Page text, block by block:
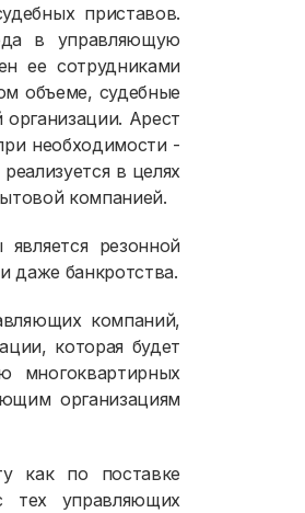
приставов.
в управляющую
ее сотрудниками
объеме, судебные
Арест
необходимости -
в целях
компанией.
резонной
даже банкротства.
компаний,
которая будет
многоквартирных
организациям
как по поставке
управляющих